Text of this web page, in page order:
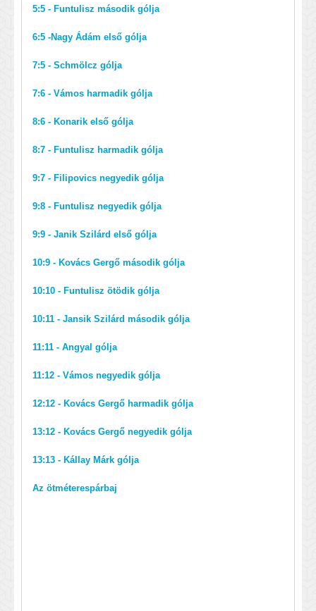
5:5 - Funtulisz második gólja
6:5 -Nagy Ádám első gólja
7:5 - Schmölcz gólja
7:6 - Vámos harmadik gólja
8:6 - Konarik első gólja
8:7 - Funtulisz harmadik gólja
9:7 - Filipovics negyedik gólja
9:8 - Funtulisz negyedik gólja
9:9 - Janik Szilárd első gólja
10:9 - Kovács Gergő második gólja
10:10 - Funtulisz ötödik gólja
10:11 - Jansik Szilárd második gólja
11:11 - Angyal gólja
11:12 - Vámos negyedik gólja
12:12 - Kovács Gergő harmadik gólja
13:12 - Kovács Gergő negyedik gólja
13:13 - Kállay Márk gólja
Az ötméterespárbaj